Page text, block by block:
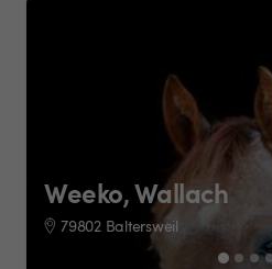
Weeko, Wallach
79802 Baltersweil